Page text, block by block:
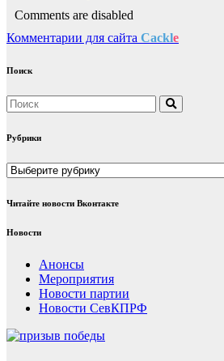
Comments are disabled
Комментарии для сайта Cackle
Поиск
Рубрики
Рубрики
Читайте новости Вконтакте
Новости
Анонсы
Мероприятия
Новости партии
Новости СевКПРФ